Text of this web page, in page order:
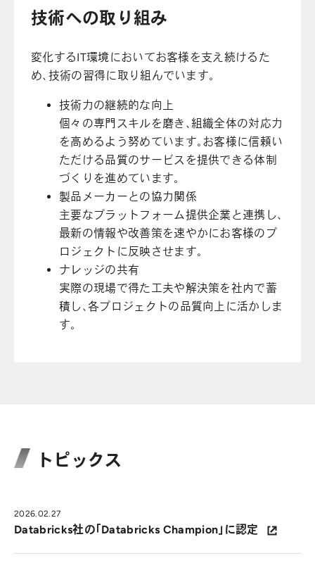
技術への取り組み
変化するIT環境においてお客様を支え続けるた
め、技術の習得に取り組んでいます。
技術力の継続的な向上
個々の専門スキルを磨き、組織全体の対応力
を高めるよう努めています。お客様に信頼い
ただける品質のサービスを提供できる体制
づくりを進めています。
製品メーカーとの協力関係
主要なプラットフォーム提供企業と連携し、
最新の情報や改善策を速やかにお客様のプ
ロジェクトに反映させます。
ナレッジの共有
実際の現場で得た工夫や解決策を社内で蓄
積し、各プロジェクトの品質向上に活かしま
す。
トピックス
2026.02.27
Databricks社の「Databricks Champion」に認定